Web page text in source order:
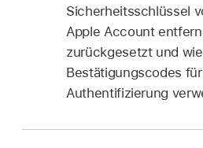
Sicherheitsschlüssel
Apple Account
zurückgesetzt und
Bestätigungscodes
Authentifizierung